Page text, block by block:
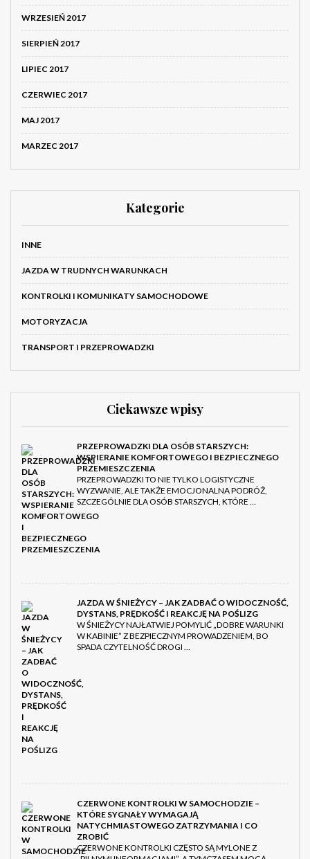
WRZESIEŃ 2017
SIERPIEŃ 2017
LIPIEC 2017
CZERWIEC 2017
MAJ 2017
MARZEC 2017
Kategorie
INNE
JAZDA W TRUDNYCH WARUNKACH
KONTROLKI I KOMUNIKATY SAMOCHODOWE
MOTORYZACJA
TRANSPORT I PRZEPROWADZKI
Ciekawsze wpisy
PRZEPROWADZKI DLA OSÓB STARSZYCH:
WSPIERANIE KOMFORTOWEGO I BEZPIECZNEGO
PRZEMIESZCZENIA
PRZEPROWADZKI TO NIE TYLKO LOGISTYCZNE
WYZWANIE, ALE TAKŻE EMOCJONALNA PODRÓŻ,
SZCZEGÓLNIE DLA OSÓB STARSZYCH, KTÓRE …
JAZDA W ŚNIEŻYCY – JAK ZADBAĆ O WIDOCZNOŚĆ,
DYSTANS, PRĘDKOŚĆ I REAKCJĘ NA POŚLIZG
W ŚNIEŻYCY NAJŁATWIEJ POMYLIĆ „DOBRE WARUNKI
W KABINIE” Z BEZPIECZNYM PROWADZENIEM, BO
SPADA CZYTELNOŚĆ DROGI …
CZERWONE KONTROLKI W SAMOCHODZIE –
KTÓRE SYGNAŁY WYMAGAJĄ
NATYCHMIASTOWEGO ZATRZYMANIA I CO
ZROBIĆ
CZERWONE KONTROLKI CZĘSTO SĄ MYLONE Z